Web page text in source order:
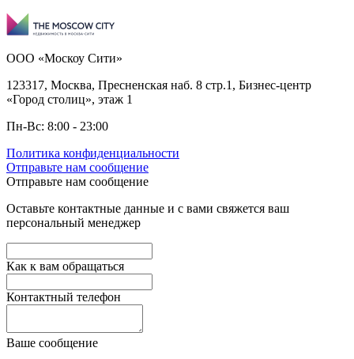
ООО «Москоу Сити»
123317, Москва, Пресненская наб. 8 стр.1, Бизнес-центр
«Город столиц», этаж 1
Пн-Вс: 8:00 - 23:00
Политика конфиденциальности
Отправьте нам сообщение
Отправьте нам сообщение
Оставьте контактные данные и с вами свяжется ваш
персональный менеджер
Как к вам обращаться
Контактный телефон
Ваше сообщение